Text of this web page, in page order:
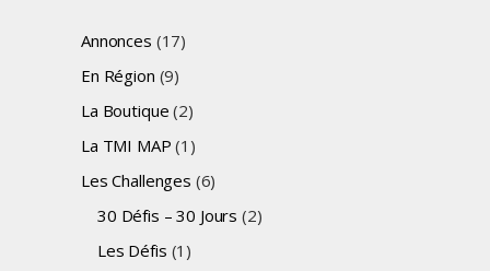
Annonces (17)
En Région (9)
La Boutique (2)
La TMI MAP (1)
Les Challenges (6)
30 Défis – 30 Jours (2)
Les Défis (1)